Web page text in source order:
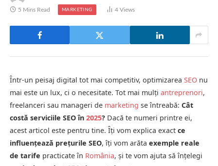
5 Mins Read MARKETING 4 Views
Într-un peisaj digital tot mai competitiv, optimizarea SEO nu
mai este un lux, ci o necesitate. Tot mai mulți antreprenori,
freelanceri sau manageri de marketing se întreabă: Cât
costă serviciile SEO în 2025? Dacă te numeri printre ei,
acest articol este pentru tine. Îți vom explica exact ce
influențează prețurile SEO, îți vom arăta exemple reale
de tarife practicate în România, și te vom ajuta să înțelegi